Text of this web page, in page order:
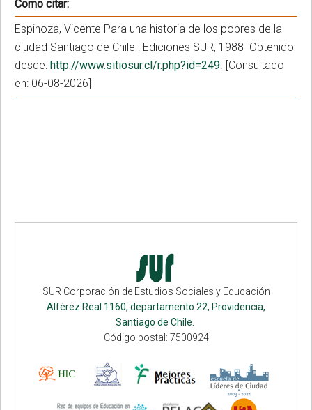
Como citar:
Espinoza, Vicente Para una historia de los pobres de la
ciudad Santiago de Chile : Ediciones SUR, 1988 Obtenido
desde: http://www.sitiosur.cl/r.php?id=249. [Consultado
en: 06-08-2026]
SUR Corporación de Estudios Sociales y Educación
Alférez Real 1160, departamento 22, Providencia,
Santiago de Chile.
Código postal: 7500924